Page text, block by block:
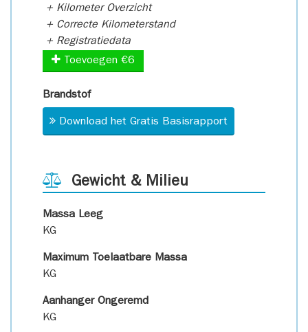
+ Kilometer Overzicht
+ Correcte Kilometerstand
+ Registratiedata
Toevoegen €6
Brandstof
Download het Gratis Basisrapport
Gewicht & Milieu
Massa Leeg
KG
Maximum Toelaatbare Massa
KG
Aanhanger Ongeremd
KG